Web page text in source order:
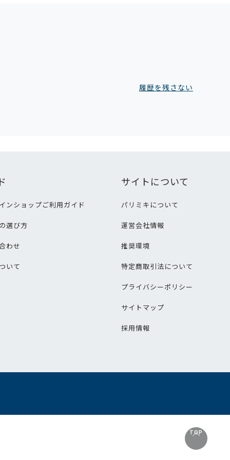
履歴を残さない
TOP
ンショップご利用ガイド
選び方
わせ
いて
サイトについて
パリミキについて
運営会社情報
推奨環境
特定商取引法について
プライバシーポリシー
サイトマップ
採用情報